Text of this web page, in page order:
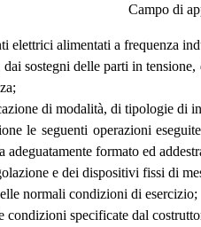
Campo di
alimentati a frequenza
sostegni delle parti in
di modalità, di tipologie di
le seguenti operazioni
formato ed
e dei dispositivi fissi di
normali condizioni di esercizio;
specificate dal